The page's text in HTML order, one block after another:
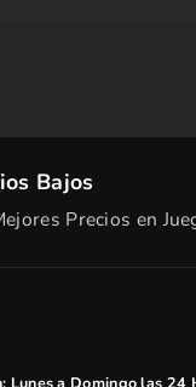
Bajos
Precios en
Lunes a Domingo las 24